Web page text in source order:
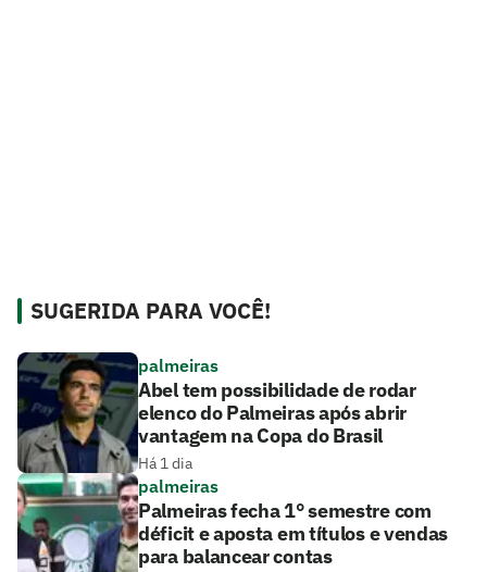
SUGERIDA PARA VOCÊ!
palmeiras
Abel tem possibilidade de rodar
elenco do Palmeiras após abrir
vantagem na Copa do Brasil
Há 1 dia
palmeiras
Palmeiras fecha 1° semestre com
déficit e aposta em títulos e vendas
para balancear contas